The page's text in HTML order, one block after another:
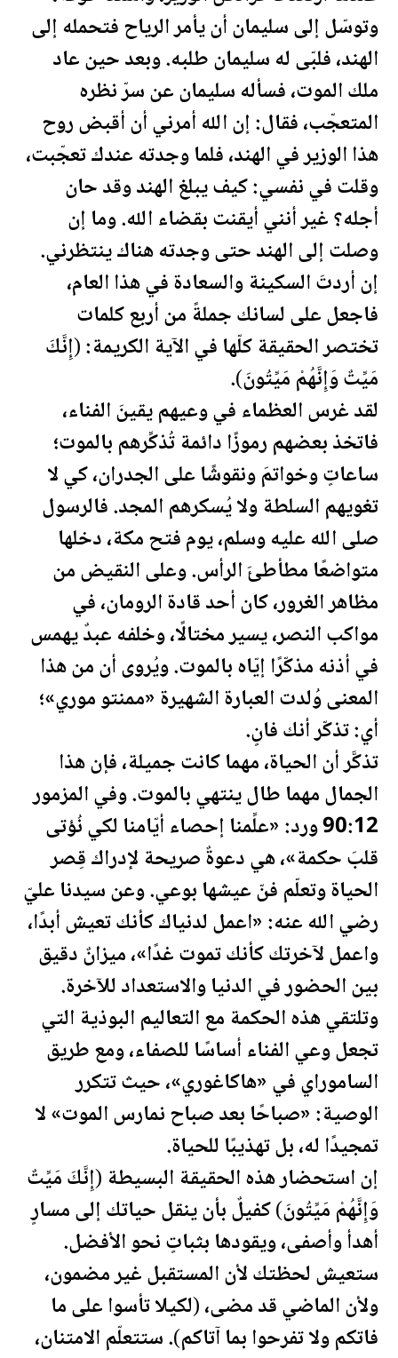
وتوسّل إلى سليمان أن يأمر الرياح فتحمله إلى
الهند، فلبّى له سليمان طلبه. وبعد حين عاد
ملك الموت، فسأله سليمان عن سرّ نظره
المتعجّب، فقال: إن الله أمرني أن أقبض روح
هذا الوزير في الهند، فلما وجدته عندك تعجّبت،
وقلت في نفسي: كيف يبلغ الهند وقد حان
أجله؟ غير أنني أيقنت بقضاء الله. وما إن
وصلت إلى الهند حتى وجدته هناك ينتظرني.
إن أردتَ السكينة والسعادة في هذا العام،
فاجعل على لسانك جملةً من أربع كلمات
تختصر الحقيقة كلّها في الآية الكريمة: (إِنَّكَ
مَيِّتٌ وَإِنَّهُمْ مَيِّتُونَ).
لقد غرس العظماء في وعيهم يقينَ الفناء،
فاتخذ بعضهم رموزًا دائمة تُذكِّرهم بالموت؛
ساعاتٍ وخواتمَ ونقوشًا على الجدران، كي لا
تغويهم السلطة ولا يُسكرهم المجد. فالرسول
صلى الله عليه وسلم، يوم فتح مكة، دخلها
متواضعًا مطأطئَ الرأس. وعلى النقيض من
مظاهر الغرور، كان أحد قادة الرومان، في
مواكب النصر، يسير مختالًا، وخلفه عبدٌ يهمس
في أذنه مذكّرًا إيّاه بالموت. ويُروى أن من هذا
المعنى وُلدت العبارة الشهيرة «ممنتو موري»؛
أي: تذكّر أنك فانٍ.
تذكَّر أن الحياة، مهما كانت جميلة، فإن هذا
الجمال مهما طال ينتهي بالموت. وفي المزمور
90:12 ورد: «علِّمنا إحصاء أيّامنا لكي نُؤتى
قلبَ حكمة»، هي دعوةٌ صريحة لإدراك قِصر
الحياة وتعلّم فنّ عيشها بوعي. وعن سيدنا عليّ
رضي الله عنه: «اعمل لدنياك كأنك تعيش أبدًا،
واعمل لآخرتك كأنك تموت غدًا»، ميزانٌ دقيق
بين الحضور في الدنيا والاستعداد للآخرة.
وتلتقي هذه الحكمة مع التعاليم البوذية التي
تجعل وعي الفناء أساسًا للصفاء، ومع طريق
الساموراي في «هاكاغوري»، حيث تتكرر
الوصية: «صباحًا بعد صباح نمارس الموت» لا
تمجيدًا له، بل تهذيبًا للحياة.
إن استحضار هذه الحقيقة البسيطة (إِنَّكَ مَيِّتٌ
وَإِنَّهُمْ مَيِّتُونَ) كفيلٌ بأن ينقل حياتك إلى مسارٍ
أهدأ وأصفى، ويقودها بثباتٍ نحو الأفضل.
ستعيش لحظتك لأن المستقبلغير مضمون،
ولأن الماضي قد مضى، (لكيلا تأسوا على ما
فاتكم ولا تفرحوا بما آتاكم). ستتعلّم الامتنان،